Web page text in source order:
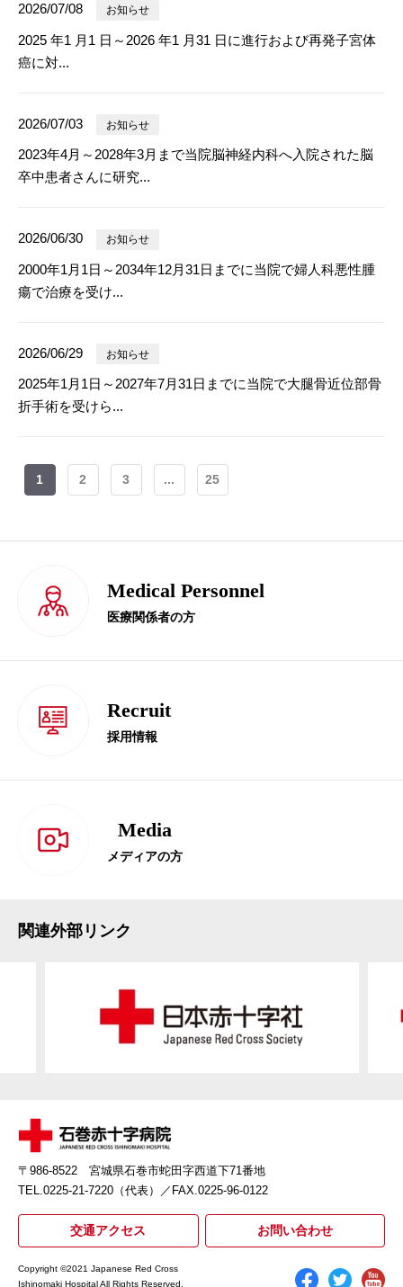
2026/07/08 お知らせ
2025 年1 月1 日～2026 年1 月31 日に進行および再発子宮体
癌に対...
2026/07/03 お知らせ
2023年4月～2028年3月まで当院脳神経内科へ入院された脳
卒中患者さんに研究...
2026/06/30 お知らせ
2000年1月1日～2034年12月31日までに当院で婦人科悪性腫
瘍で治療を受け...
2026/06/29 お知らせ
2025年1月1日～2027年7月31日までに当院で大腿骨近位部骨
折手術を受けら...
1 2 3 ... 25
Medical Personnel
医療関係者の方
Recruit
採用情報
Media
メディアの方
関連外部リンク
〒986-8522 宮城県石巻市蛇田字西道下71番地
TEL.0225-21-7220（代表）
／FAX.0225-96-0122
交通アクセス お問い合わせ
Copyright ©2021 Japanese Red Cross
Ishinomaki Hospital All Rights Reserved.